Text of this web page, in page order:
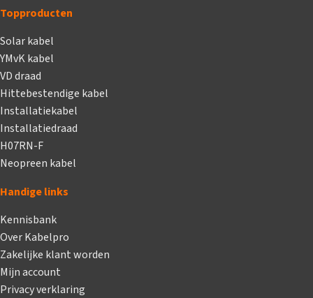
Topproducten
Solar kabel
YMvK kabel
VD draad
Hittebestendige kabel
Installatiekabel
Installatiedraad
H07RN-F
Neopreen kabel
Handige links
Kennisbank
Over Kabelpro
Zakelijke klant worden
Mijn account
Privacy verklaring